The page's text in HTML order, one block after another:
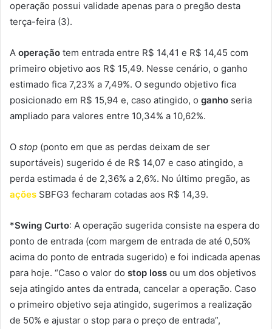
operação possui validade apenas para o pregão desta
terça-feira (3).
A operação tem entrada entre R$ 14,41 e R$ 14,45 com
primeiro objetivo aos R$ 15,49. Nesse cenário, o ganho
estimado fica 7,23% a 7,49%. O segundo objetivo fica
posicionado em R$ 15,94 e, caso atingido, o ganho seria
ampliado para valores entre 10,34% a 10,62%.
O stop (ponto em que as perdas deixam de ser
suportáveis) sugerido é de R$ 14,07 e caso atingido, a
perda estimada é de 2,36% a 2,6%. No último pregão, as
ações SBFG3 fecharam cotadas aos R$ 14,39.
*Swing Curto: A operação sugerida consiste na espera do
ponto de entrada (com margem de entrada de até 0,50%
acima do ponto de entrada sugerido) e foi indicada apenas
para hoje. “Caso o valor do stop loss ou um dos objetivos
seja atingido antes da entrada, cancelar a operação. Caso
o primeiro objetivo seja atingido, sugerimos a realização
de 50% e ajustar o stop para o preço de entrada”,